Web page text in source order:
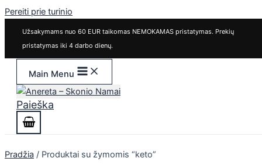
Pereiti prie turinio
Užsakymams nuo 60 EUR taikomas NEMOKAMAS pristatymas. Prekių
pristatymas iki 4 darbo dienų.
Main Menu
Paieška
Pradžia / Produktai su žymomis “keto”